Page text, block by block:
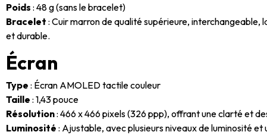
Poids : 48 g (sans le bracelet)
Bracelet : Cuir marron de qualité supérieure,
et durable.
Écran
Type : Écran AMOLED tactile couleur
Taille : 1,43 pouce
Résolution: 466 x 466 pixels (326 ppp), offrant une clarté et
Luminosité : Ajustable, avec plusieurs niveaux de luminosité